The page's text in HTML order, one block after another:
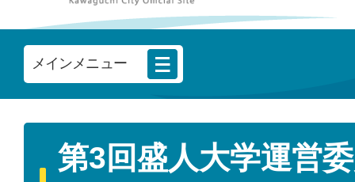
メインメニュー
第3回盛人大学運営